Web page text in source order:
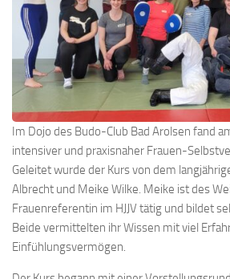
Im Dojo des Budo-Club Bad Arolsen fand
intensiver und praxisnaher Frauen-
Geleitet wurde der Kurs von dem
Albrecht und Meike Wilke. Meike ist des
Frauenreferentin im HJJV tätig und bildet
Beide vermittelten ihr Wissen mit viel
Einfühlungsvermögen.